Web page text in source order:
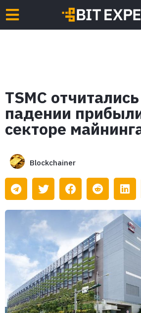
TSMC
падении
секторе
Blockchainer